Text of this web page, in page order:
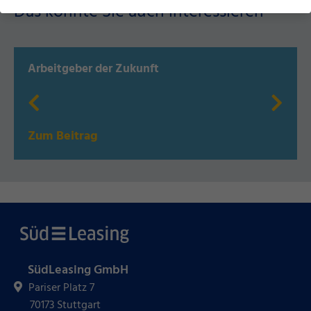
Das könnte Sie auch interessieren
Arbeitgeber der Zukunft
Zum Beitrag
SüdLeasing GmbH
Pariser Platz 7
70173 Stuttgart